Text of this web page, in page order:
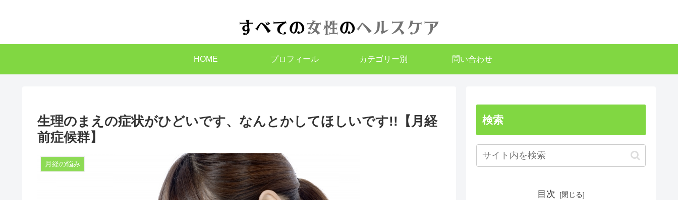
HOME プロフィール カテゴリー別 問い合わせ
生理のまえの症状がひどいです、なんとかしてほしいです!!【月経
前症候群】
月経の悩み
検索
目次